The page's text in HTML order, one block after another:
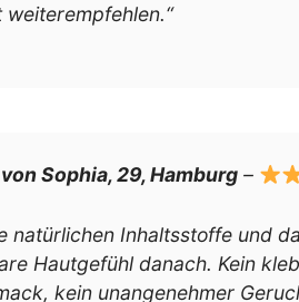
Sophia, 29, Hamburg –
natürlichen Inhaltsstoffe und
Hautgefühl danach. Kein
kein unangenehmer